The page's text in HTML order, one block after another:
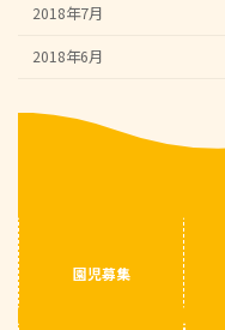
2018年7月
2018年6月
園児募集